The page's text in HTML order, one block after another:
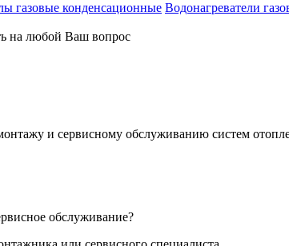
газовые конденсационные Водонагреватели
на любой Ваш вопрос
и сервисному обслуживанию систем
обслуживание?